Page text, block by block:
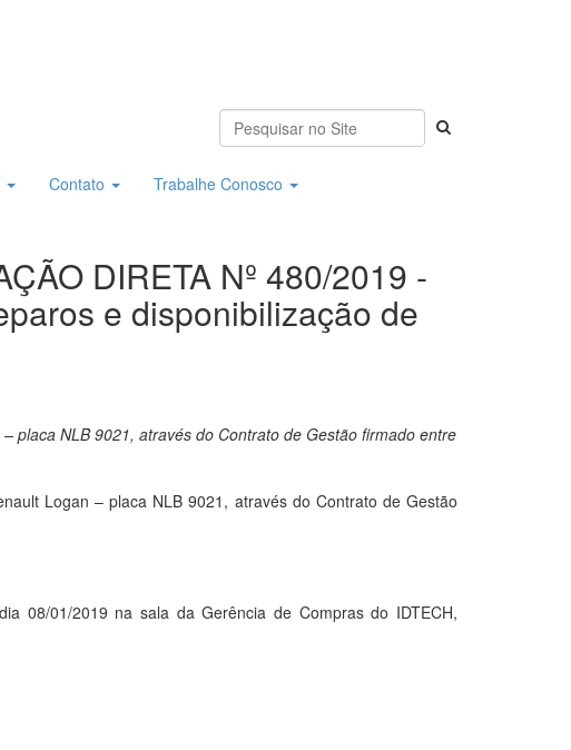
Contato Trabalhe Conosco
DIRETA Nº 480/2019 -
e disponibilização de
placa NLB 9021, através do Contrato de Gestão firmado entre
Logan – placa NLB 9021, através do Contrato de Gestão
08/01/2019 na sala da Gerência de Compras do IDTECH,